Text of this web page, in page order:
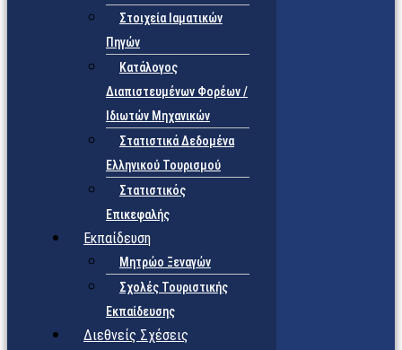
Στοιχεία Ιαματικών
Πηγών
Κατάλογος
Διαπιστευμένων Φορέων /
Ιδιωτών Μηχανικών
Στατιστικά Δεδομένα
Ελληνικού Τουρισμού
Στατιστικός
Επικεφαλής
Εκπαίδευση
Μητρώο Ξεναγών
Σχολές Τουριστικής
Εκπαίδευσης
Διεθνείς Σχέσεις